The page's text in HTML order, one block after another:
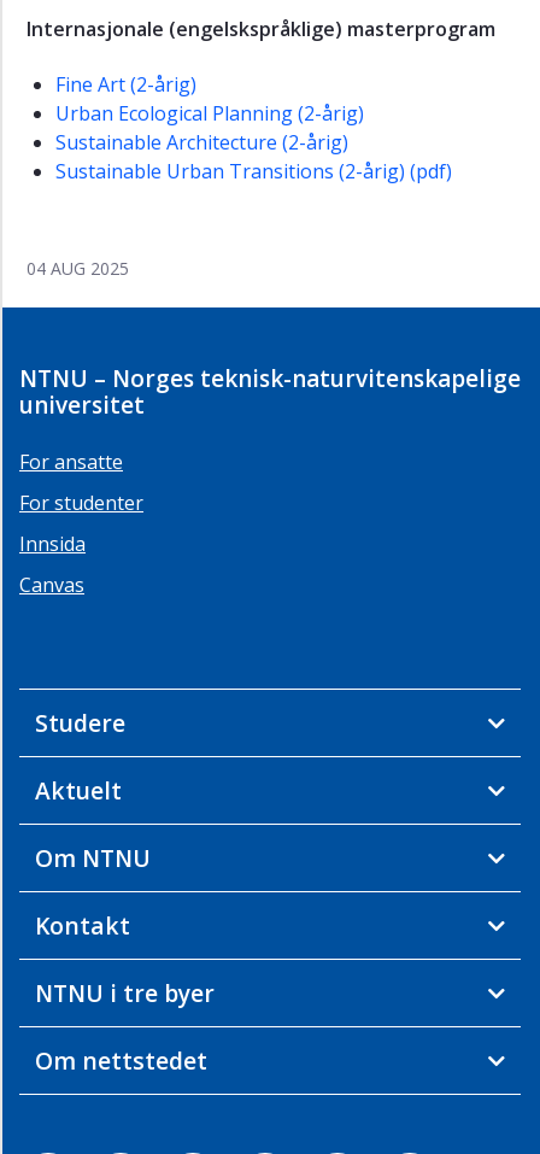
Internasjonale (engelskspråklige) masterprogram
Fine Art (2-årig)
Urban Ecological Planning (2-årig)
Sustainable Architecture (2-årig)
Sustainable Urban Transitions (2-årig) (pdf)
04 AUG 2025
NTNU – Norges teknisk-naturvitenskapelige
universitet
For ansatte
For studenter
Innsida
Canvas
Studere
Aktuelt
Om NTNU
Kontakt
NTNU i tre byer
Om nettstedet